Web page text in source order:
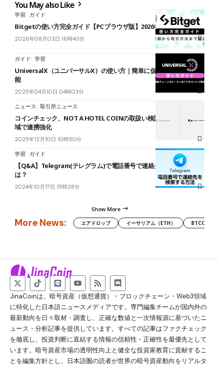
You May also Like
学習 ガイド
Bitgetの使い方完全ガイド【PCブラウザ版】2026年最新
2026年08月03日 16時43分
ガイド 学習
UniversalX（ユニバーサルX）の使い方｜簡単に仮想通貨を購入可
能
2025年04月10日 04時03分
ニュース 取引所ニュース
コインチェック、NOT A HOTEL COINの取扱い検討開始──RWA領
域で連携強化
2025年12月10日 10時50分
学習 ガイド
【Q&A】Telegram(テレグラム)で電話番号で連絡先を検索する方法
は？
2024年10月17日 15時28分
Show More
More News: エアドロップ イーサリアム（ETH） BTCC
JinaCoinは、暗号資産（仮想通貨）・ブロックチェーン・Web3領域
に特化した日本語ニュースメディアです。専門編集チームが国内外の
最新動向を日々取材・調査し、正確な数値と一次情報源に基づいたニ
ュース・分析記事を提供しています。すべての記事はファクチェック
を徹底し、投資判断に直結する情報の信頼性・正確性を最優先として
います。暗号資産市場の透明性向上と健全な投資家教育に貢献するこ
とを編集方針とし、日本語圏の読者が世界の暗号資産動向をリアルタ